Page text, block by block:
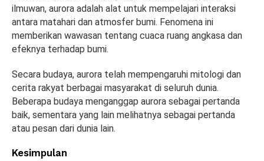
ilmuwan, aurora adalah alat untuk mempelajari interaksi
antara matahari dan atmosfer bumi. Fenomena ini
memberikan wawasan tentang cuaca ruang angkasa dan
efeknya terhadap bumi.
Secara budaya, aurora telah mempengaruhi mitologi dan
cerita rakyat berbagai masyarakat di seluruh dunia.
Beberapa budaya menganggap aurora sebagai pertanda
baik, sementara yang lain melihatnya sebagai pertanda
atau pesan dari dunia lain.
Kesimpulan